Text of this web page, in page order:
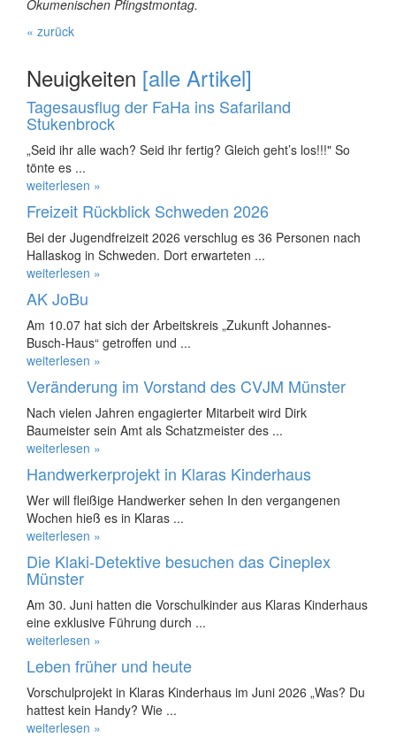
Ökumenischen Pfingstmontag.
« zurück
Neuigkeiten [alle Artikel]
Tagesausflug der FaHa ins Safariland
Stukenbrock
„Seid ihr alle wach? Seid ihr fertig? Gleich geht’s los!!!" So
tönte es ...
weiterlesen »
Freizeit Rückblick Schweden 2026
Bei der Jugendfreizeit 2026 verschlug es 36 Personen nach
Hallaskog in Schweden. Dort erwarteten ...
weiterlesen »
AK JoBu
Am 10.07 hat sich der Arbeitskreis „Zukunft Johannes-
Busch-Haus“ getroffen und ...
weiterlesen »
Veränderung im Vorstand des CVJM Münster
Nach vielen Jahren engagierter Mitarbeit wird Dirk
Baumeister sein Amt als Schatzmeister des ...
weiterlesen »
Handwerkerprojekt in Klaras Kinderhaus
Wer will fleißige Handwerker sehen In den vergangenen
Wochen hieß es in Klaras ...
weiterlesen »
Die Klaki-Detektive besuchen das Cineplex
Münster
Am 30. Juni hatten die Vorschulkinder aus Klaras Kinderhaus
eine exklusive Führung durch ...
weiterlesen »
Leben früher und heute
Vorschulprojekt in Klaras Kinderhaus im Juni 2026 „Was? Du
hattest kein Handy? Wie ...
weiterlesen »